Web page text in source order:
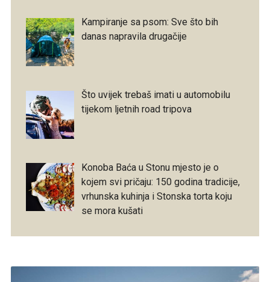
Kampiranje sa psom: Sve što bih
danas napravila drugačije
Što uvijek trebaš imati u automobilu
tijekom ljetnih road tripova
Konoba Baća u Stonu mjesto je o
kojem svi pričaju: 150 godina tradicije,
vrhunska kuhinja i Stonska torta koju
se mora kušati